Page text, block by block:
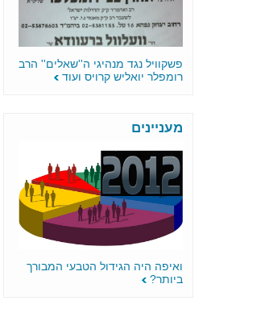
פשקוויל נגד מנהיגי ה''שאלים'' הרב
רומפלר יואליש קרויס ועוד
מעניינים
ואיפה היה הגידול הטבעי המבורך
ביותר?